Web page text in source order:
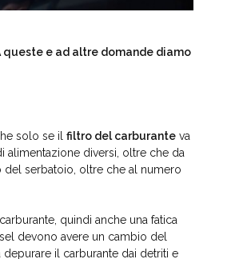
e ad altre domande diamo
solo se ilfiltro del carburante va
alimentazione diversi, oltre che da
del serbatoio, oltre che al numero
quindi anche una fatica
devono avere un cambio del
il carburante dai detriti e